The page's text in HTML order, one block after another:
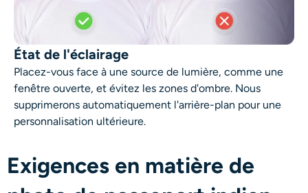
État de l'éclairage
Placez-vous face à une source de lumière, comme une
fenêtre ouverte, et évitez les zones d'ombre. Nous
supprimerons automatiquement l'arrière-plan pour une
personnalisation ultérieure.
Exigences en matière de